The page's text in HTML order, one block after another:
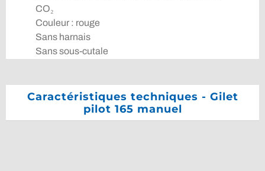
CO₂
Couleur : rouge
Sans harnais
Sans sous-cutale
Caractéristiques techniques - Gilet
pilot 165 manuel